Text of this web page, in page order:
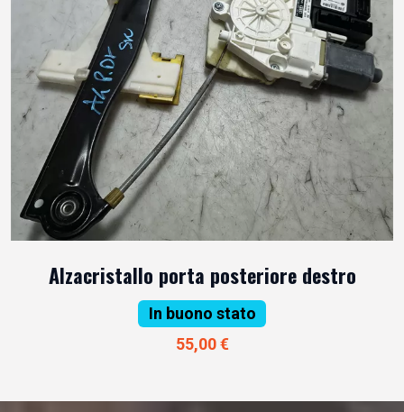
Alzacristallo porta posteriore destro
In buono stato
55,00 €